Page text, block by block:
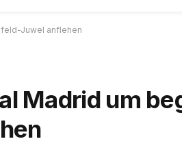
Juwel anflehen
Madrid um